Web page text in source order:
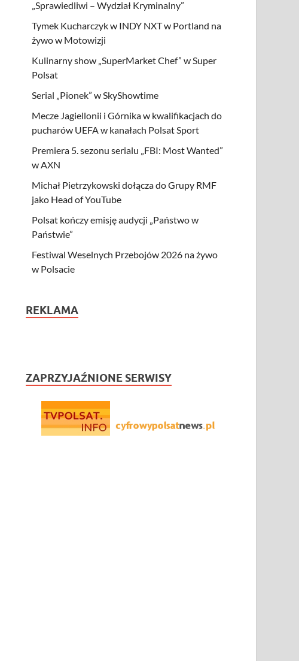
„Sprawiedliwi – Wydział Kryminalny”
Tymek Kucharczyk w INDY NXT w Portland na
żywo w Motowizji
Kulinarny show „SuperMarket Chef” w Super
Polsat
Serial „Pionek” w SkyShowtime
Mecze Jagiellonii i Górnika w kwalifikacjach do
pucharów UEFA w kanałach Polsat Sport
Premiera 5. sezonu serialu „FBI: Most Wanted”
w AXN
Michał Pietrzykowski dołącza do Grupy RMF
jako Head of YouTube
Polsat kończy emisję audycji „Państwo w
Państwie”
Festiwal Weselnych Przebojów 2026 na żywo
w Polsacie
REKLAMA
ZAPRZYJAŹNIONE SERWISY